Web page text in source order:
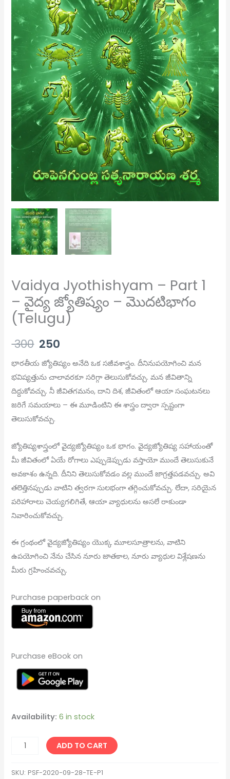
Vaidya Jyothishyam – Part 1
– వైద్య జ్యోతిష్యం – మొదటిభాగం
(Telugu)
300 250
భారతీయ జ్యోతిష్యం అనేది ఒక సజీవశాస్త్రం. దీనినుపయోగించి మన
భవిష్యత్తును చాలావరకూ సరిగ్గా తెలుసుకోవచ్చు. మన జీవితాన్ని
దిద్దుకోవచ్చు. నీ జీవితగమనం, దాని దిశ, జీవితంలో ఆయా సంఘటనలు
జరిగే సమయాలు – ఈ మూడింటిని ఈ శాస్త్రం ద్వారా స్పష్టంగా
తెలుసుకోవచ్చు.
జ్యోతిష్యశాస్త్రంలో వైద్యజ్యోతిష్యం ఒక భాగం. వైద్యజ్యోతిష్య సహాయంతో
మీ జీవితంలో ఏయే రోగాలు ఎప్పుడెప్పుడు వస్తాయో ముందే తెలుసుకునే
అవకాశం ఉన్నది. దీనిని తెలుసుకోవడం వల్ల ముందే జాగ్రత్తపడవచ్చు. అవి
తలెత్తినప్పుడు వాటిని త్వరగా సులభంగా తగ్గించుకోవచ్చు. లేదా, సరియైన
పరిహారాలు చెయ్యగలిగితే, ఆయా వ్యాధులను అసలే రాకుండా
నివారించుకోవచ్చు.
ఈ గ్రంథంలో వైద్యజ్యోతిష్యం యొక్క మూలసూత్రాలను, వాటిని
ఉపయోగించి నేను చేసిన నూరు జాతకాల, నూరు వ్యాధుల విశ్లేషణను
మీరు గ్రహించవచ్చు.
Purchase paperback on
Purchase eBook on
Availability: 6 in stock
-
మొదటిభాగం
(Telugu)
quantity
ADD TO CART
SKU:PSF-2020-09-28-TE-P1